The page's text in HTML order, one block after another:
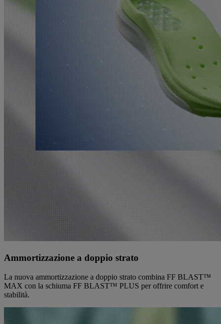
Ammortizzazione a doppio strato
La nuova ammortizzazione a doppio strato combina FF BLAST™
MAX con la schiuma FF BLAST™ PLUS per offrire comfort e
stabilità.